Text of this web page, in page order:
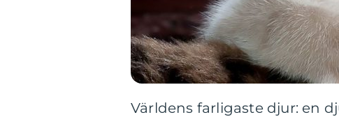
Världens farligaste djur: en